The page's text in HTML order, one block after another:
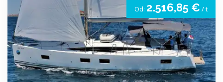
Od: 2.516,85 € / t